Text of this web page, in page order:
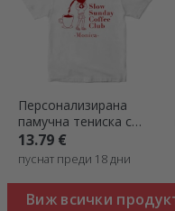
Персонализирана
памучна тениска с
надпис – Coffee
13.79 €
пуснат преди 18 дни
Виж всички